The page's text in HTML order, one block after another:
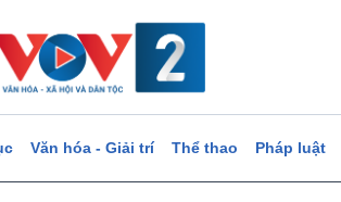
Văn hóa - Giải trí Thể thao Pháp luật